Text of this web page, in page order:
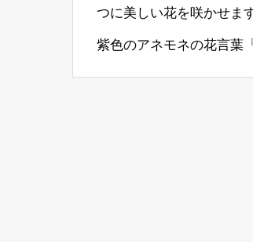
つに美しい花を咲かせます
紫色のアネモネの花言葉